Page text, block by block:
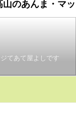
のあんま・マッ
てあて屋よしです